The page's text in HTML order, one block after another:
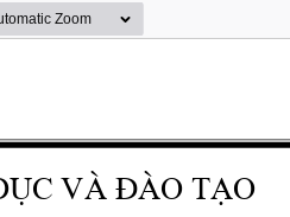
Vμ §μO T¹O